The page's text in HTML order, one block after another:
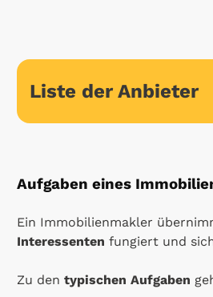
Liste der Anbieter
Aufgaben eines
Ein Immobilienmakler
Interessenten fungiert und
Zu den typischen Aufgaben